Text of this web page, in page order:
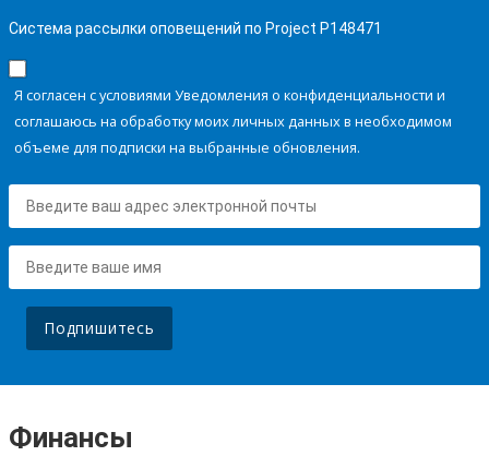
Система рассылки оповещений по Project P148471
Я согласен с условиями Уведомления о конфиденциальности и
соглашаюсь на обработку моих личных данных в необходимом
объеме для подписки на выбранные обновления.
Подпишитесь
Финансы